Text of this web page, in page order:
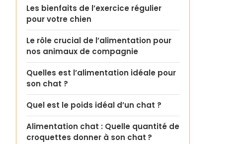
Les bienfaits de l’exercice régulier
pour votre chien
Le rôle crucial de l’alimentation pour
nos animaux de compagnie
Quelles est l’alimentation idéale pour
son chat ?
Quel est le poids idéal d’un chat ?
Alimentation chat : Quelle quantité de
croquettes donner à son chat ?